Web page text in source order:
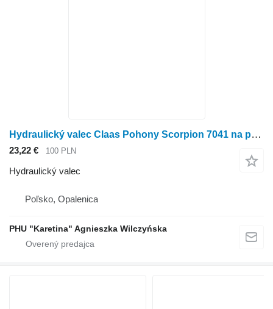
Hydraulický valec Claas Pohony Scorpion 7041 na poľnohospodárskeho nakladača Claas Scorpion 7041
23,22 € 100 PLN
Hydraulický valec
Poľsko, Opalenica
PHU "Karetina" Agnieszka Wilczyńska